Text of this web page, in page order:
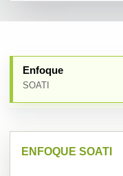
Enfoque
SOATI
ENFOQUE SOATI